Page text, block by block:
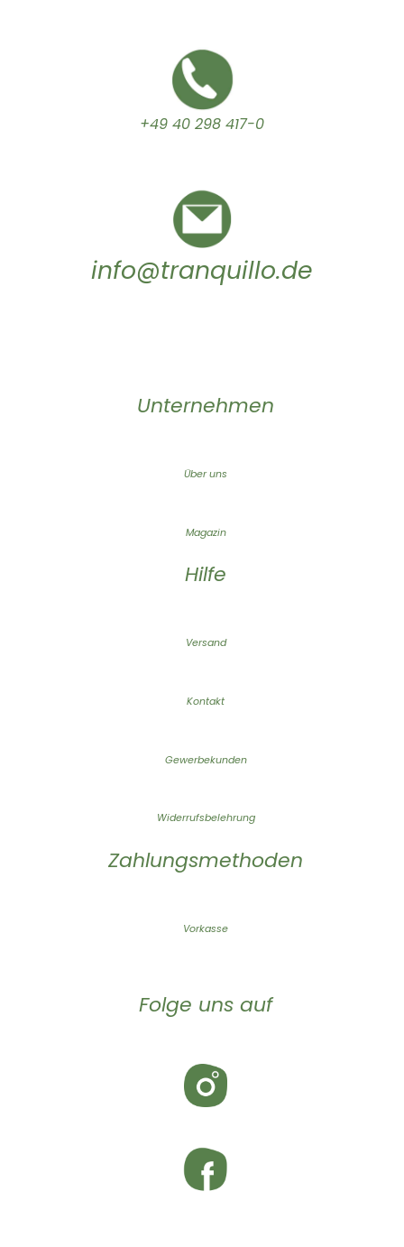
+49 40 298 417-0
info@tranquillo.de
Unternehmen
Über uns
Magazin
Hilfe
Versand
Kontakt
Gewerbekunden
Widerrufsbelehrung
Zahlungsmethoden
Vorkasse
Folge uns auf